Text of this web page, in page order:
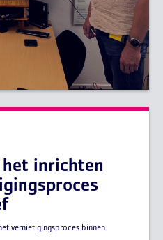
inrichten
vernietigingsproces binnen